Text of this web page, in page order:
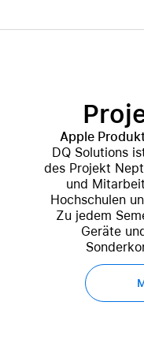
Apple
DQ Solutions
des Projekt
und
Hochschulen
Zu jedem
Geräte